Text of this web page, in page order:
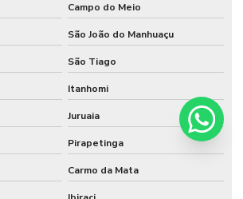
Campo do Meio
São João do Manhuaçu
São Tiago
Itanhomi
Juruaia
Pirapetinga
Carmo da Mata